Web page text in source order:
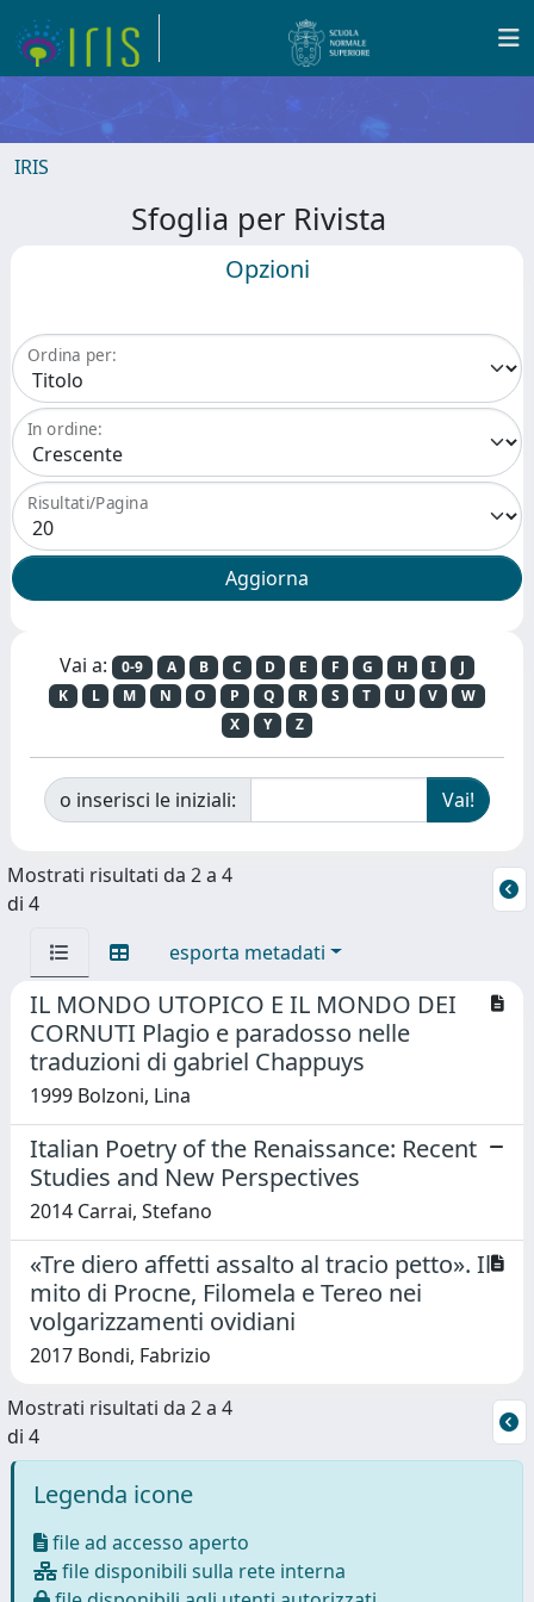
IRIS
Sfoglia per Rivista
Opzioni
Ordina per:
In ordine:
Risultati/Pagina
Vai a: 0-9 A B C D E F G H I
J
K
L M N O P Q R S T U V
W
X
Y Z
o inserisci le iniziali:
Mostrati risultati da 2 a 4
di 4
esporta metadati
IL MONDO UTOPICO E IL MONDO DEI
CORNUTI Plagio e paradosso nelle
traduzioni di gabriel Chappuys
1999 Bolzoni, Lina
Italian Poetry of the Renaissance: Recent
Studies and New Perspectives
2014 Carrai, Stefano
«Tre diero affetti assalto al tracio petto». Il
mito di Procne, Filomela e Tereo nei
volgarizzamenti ovidiani
2017 Bondi, Fabrizio
Mostrati risultati da 2 a 4
di 4
Legenda icone
file ad accesso aperto
file disponibili sulla rete interna